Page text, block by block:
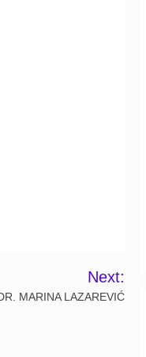
Next:
MARINA LAZAREVIĆ